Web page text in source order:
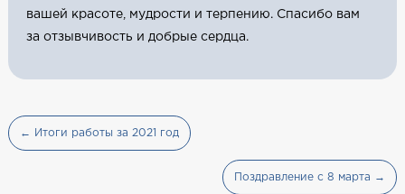
вашей красоте, мудрости и терпению. Спасибо вам
за отзывчивость и добрые сердца.
← Итоги работы за 2021 год
Поздравление с 8 марта →